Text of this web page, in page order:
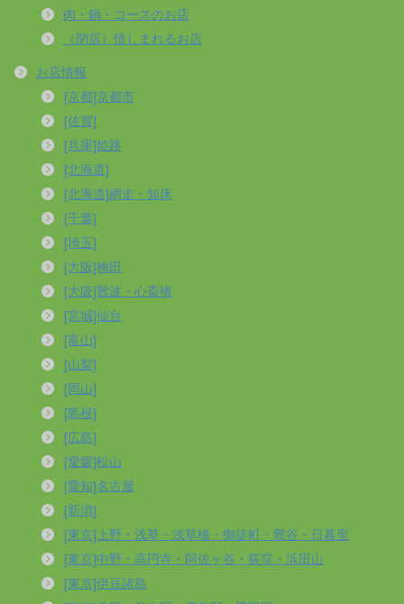
肉・鍋・コースのお店
（閉店）惜しまれるお店
お店情報
[京都]京都市
[佐賀]
[兵庫]姫路
[北海道]
[北海道]網走・知床
[千葉]
[埼玉]
[大阪]梅田
[大阪]難波・心斎橋
[宮城]仙台
[富山]
[山梨]
[岡山]
[島根]
[広島]
[愛媛]松山
[愛知]名古屋
[新潟]
[東京]上野・浅草・浅草橋・御徒町・鶯谷・日暮里
[東京]中野・高円寺・阿佐ヶ谷・荻窪・浜田山
[東京]伊豆諸島